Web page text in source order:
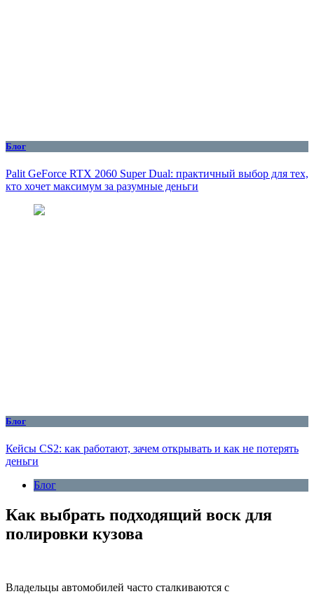
Блог
Palit GeForce RTX 2060 Super Dual: практичный выбор для тех,
кто хочет максимум за разумные деньги
Блог
Кейсы CS2: как работают, зачем открывать и как не потерять
деньги
Блог
Как выбрать подходящий воск для
полировки кузова
Владельцы автомобилей часто сталкиваются с